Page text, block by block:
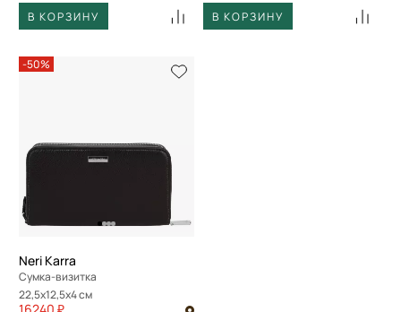
В КОРЗИНУ
В КОРЗИНУ
-50%
Neri Karra
Сумка-визитка
22,5x12,5x4 см